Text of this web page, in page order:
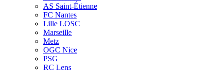
AS Saint-Étienne
FC Nantes
Lille LOSC
Marseille
Metz
OGC Nice
PSG
RC Lens